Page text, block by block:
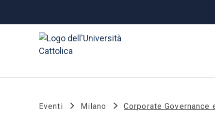
Eventi Milano Corporate